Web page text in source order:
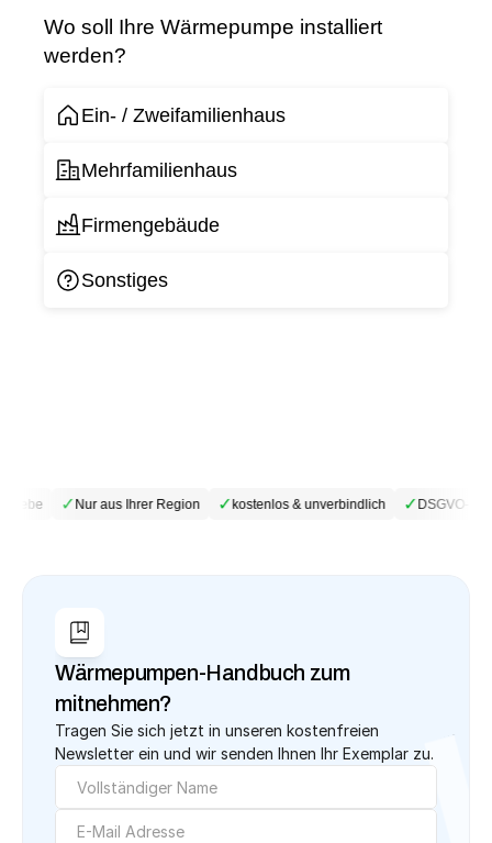
Wo soll Ihre Wärmepumpe installiert
werden?
Ein- / Zweifamilienhaus
Mehrfamilienhaus
Firmengebäude
Sonstiges
✓Nur aus Ihrer Region ✓kostenlos & unverbindlich ✓DSGVO-
Wärmepumpen-Handbuch zum
mitnehmen?
Tragen Sie sich jetzt in unseren kostenfreien
Newsletter ein und wir senden Ihnen Ihr Exemplar zu.